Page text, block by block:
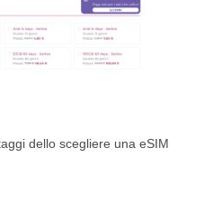
dello scegliere una eSIM